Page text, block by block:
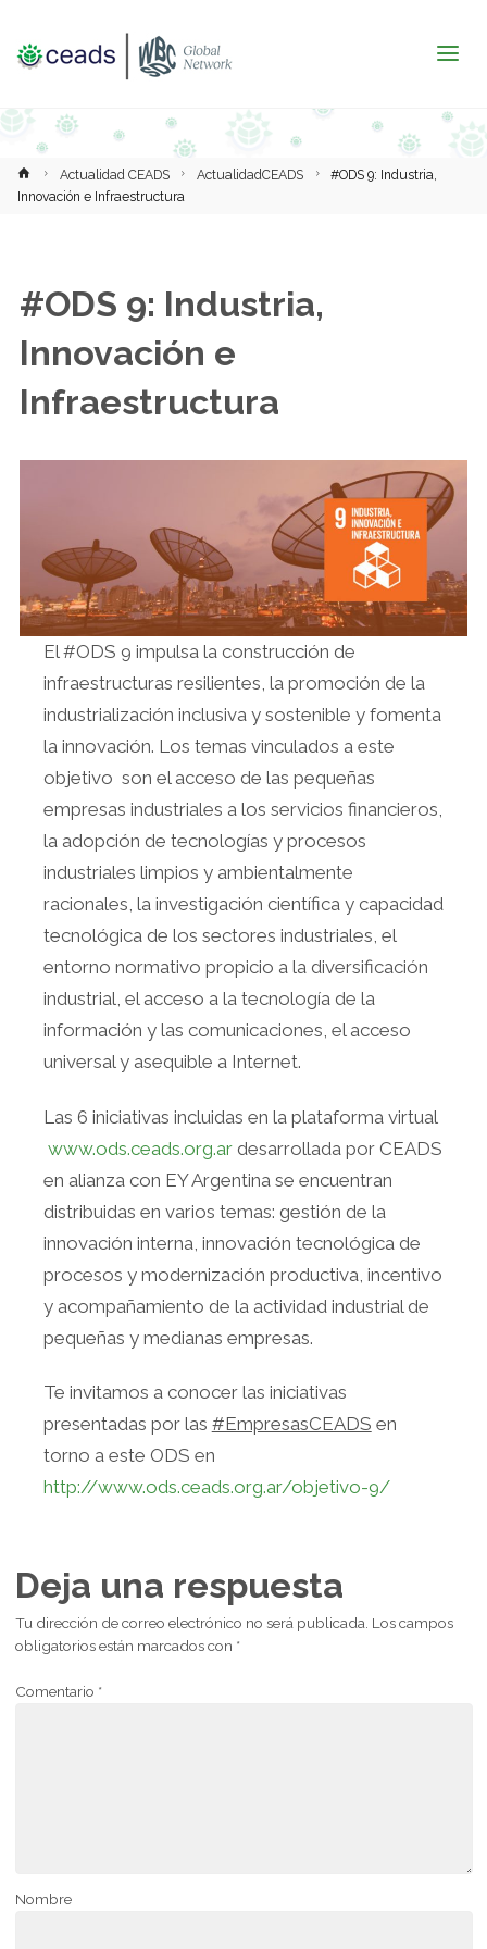
InicioActualidad CEADS ActualidadCEADS
#ODS 9: Industria,
Innovación e Infraestructura
#ODS 9: Industria,
Innovación e
Infraestructura
El #ODS 9 impulsa la construcción de
infraestructuras resilientes, la promoción de la
industrialización inclusiva y sostenible y fomenta
la innovación. Los temas vinculados a este
objetivo son el acceso de las pequeñas
empresas industriales a los servicios financieros,
la adopción de tecnologías y procesos
industriales limpios y ambientalmente
racionales, la investigación científica y capacidad
tecnológica de los sectores industriales, el
entorno normativo propicio a la diversificación
industrial, el acceso a la tecnología de la
información y las comunicaciones, el acceso
universal y asequible a Internet.
Las 6 iniciativas incluidas en la plataforma virtual
www.ods.ceads.org.ardesarrollada por CEADS
en alianza con EY Argentina se encuentran
distribuidas en varios temas: gestión de la
innovación interna, innovación tecnológica de
procesos y modernización productiva, incentivo
y acompañamiento de la actividad industrial de
pequeñas y medianas empresas.
Te invitamos a conocer las iniciativas
presentadas por las #EmpresasCEADS en
torno a este ODS en
http://www.ods.ceads.org.ar/objetivo-9/
Deja una respuesta
Tu dirección de correo electrónico no será publicada. Los campos
obligatorios están marcados con *
Comentario *
Nombre